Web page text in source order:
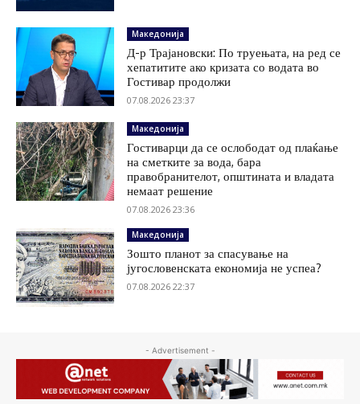
Македонија
Д-р Трајановски: По труењата, на ред се
хепатитите ако кризата со водата во
Гостивар продолжи
07.08.2026 23:37
Македонија
Гостиварци да се ослободат од плаќање
на сметките за вода, бара
правобранителот, општината и владата
немаат решение
07.08.2026 23:36
Македонија
Зошто планот за спасување на
југословенската економија не успеа?
07.08.2026 22:37
- Advertisement -